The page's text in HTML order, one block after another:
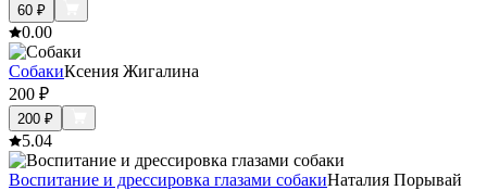
60 ₽
0.00
СобакиКсения Жигалина
200 ₽
200 ₽
5.04
Воспитание и дрессировка глазами собакиНаталия Порывай